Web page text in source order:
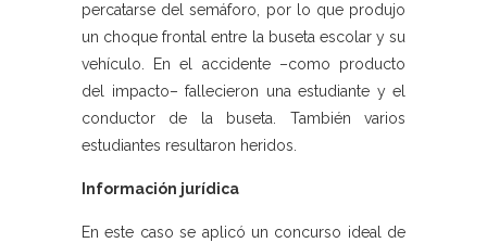
percatarse del semáforo, por lo que produjo
un choque frontal entre la buseta escolar y su
vehículo. En el accidente –como producto
del impacto– fallecieron una estudiante y el
conductor de la buseta. También varios
estudiantes resultaron heridos.
Información jurídica
En este caso se aplicó un concurso ideal de